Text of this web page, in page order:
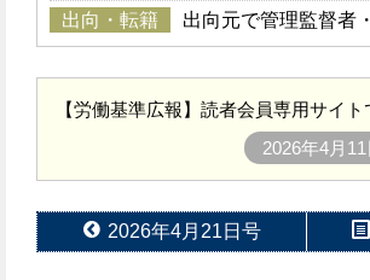
出向・転籍
出向元で管理監督者
【労働基準広報】読者会員専用サイ
2026年4月
2026年4月21日号